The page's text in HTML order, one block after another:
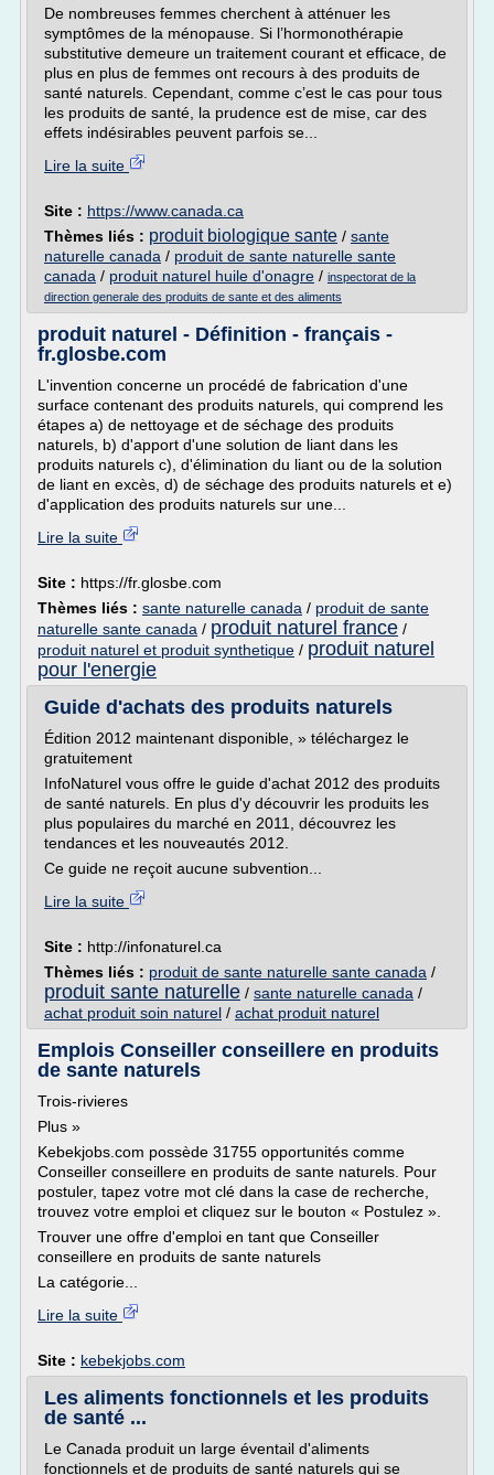
De nombreuses femmes cherchent à atténuer les
symptômes de la ménopause. Si l’hormonothérapie
substitutive demeure un traitement courant et efficace, de
plus en plus de femmes ont recours à des produits de
santé naturels. Cependant, comme c’est le cas pour tous
les produits de santé, la prudence est de mise, car des
effets indésirables peuvent parfois se...
Lire la suite
Site : https://www.canada.ca
Thèmes liés : produit biologique sante / sante
naturelle canada / produit de sante naturelle sante
canada / produit naturel huile d'onagre / inspectorat de la
direction generale des produits de sante et des aliments
produit naturel - Définition - français -
fr.glosbe.com
L'invention concerne un procédé de fabrication d'une
surface contenant des produits naturels, qui comprend les
étapes a) de nettoyage et de séchage des produits
naturels, b) d'apport d'une solution de liant dans les
produits naturels c), d'élimination du liant ou de la solution
de liant en excès, d) de séchage des produits naturels et e)
d'application des produits naturels sur une...
Lire la suite
Site : https://fr.glosbe.com
Thèmes liés : sante naturelle canada / produit de sante
naturelle sante canada / produit naturel france /
produit naturel et produit synthetique / produit naturel
pour l'energie
Guide d'achats des produits naturels
Édition 2012 maintenant disponible, » téléchargez le
gratuitement
InfoNaturel vous offre le guide d'achat 2012 des produits
de santé naturels. En plus d'y découvrir les produits les
plus populaires du marché en 2011, découvrez les
tendances et les nouveautés 2012.
Ce guide ne reçoit aucune subvention...
Lire la suite
Site : http://infonaturel.ca
Thèmes liés : produit de sante naturelle sante canada /
produit sante naturelle / sante naturelle canada /
achat produit soin naturel / achat produit naturel
Emplois Conseiller conseillere en produits
de sante naturels
Trois-rivieres
Plus »
Kebekjobs.com possède 31755 opportunités comme
Conseiller conseillere en produits de sante naturels. Pour
postuler, tapez votre mot clé dans la case de recherche,
trouvez votre emploi et cliquez sur le bouton « Postulez ».
Trouver une offre d'emploi en tant que Conseiller
conseillere en produits de sante naturels
La catégorie...
Lire la suite
Site : kebekjobs.com
Les aliments fonctionnels et les produits
de santé ...
Le Canada produit un large éventail d'aliments
fonctionnels et de produits de santé naturels qui se